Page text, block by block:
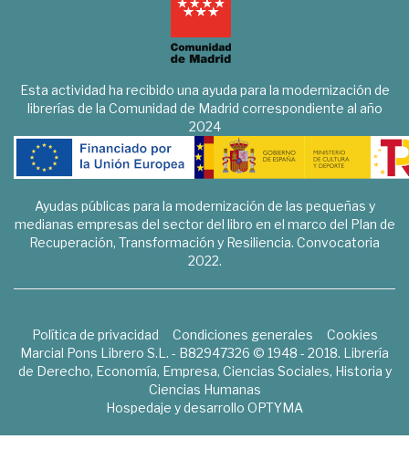
Esta actividad ha recibido una ayuda para la modernización de
librerías de la Comunidad de Madrid correspondiente al año
2024
Ayudas públicas para la modernización de las pequeñas y
medianas empresas del sector del libro en el marco del Plan de
Recuperación, Transformación y Resiliencia. Convocatoria
2022.
Política de privacidad Condiciones generales
Cookies
Marcial Pons Librero S.L. - B82947326 © 1948 - 2018. Librería
de Derecho, Economía, Empresa, Ciencias Sociales, Historia y
Ciencias Humanas
Hospedaje y desarrollo OPTYMA